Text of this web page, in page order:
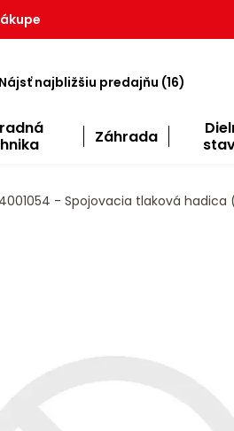
Nájsť najbližšiu predajňu (16)
Záhrada
- Spojovacia tlaková hadica